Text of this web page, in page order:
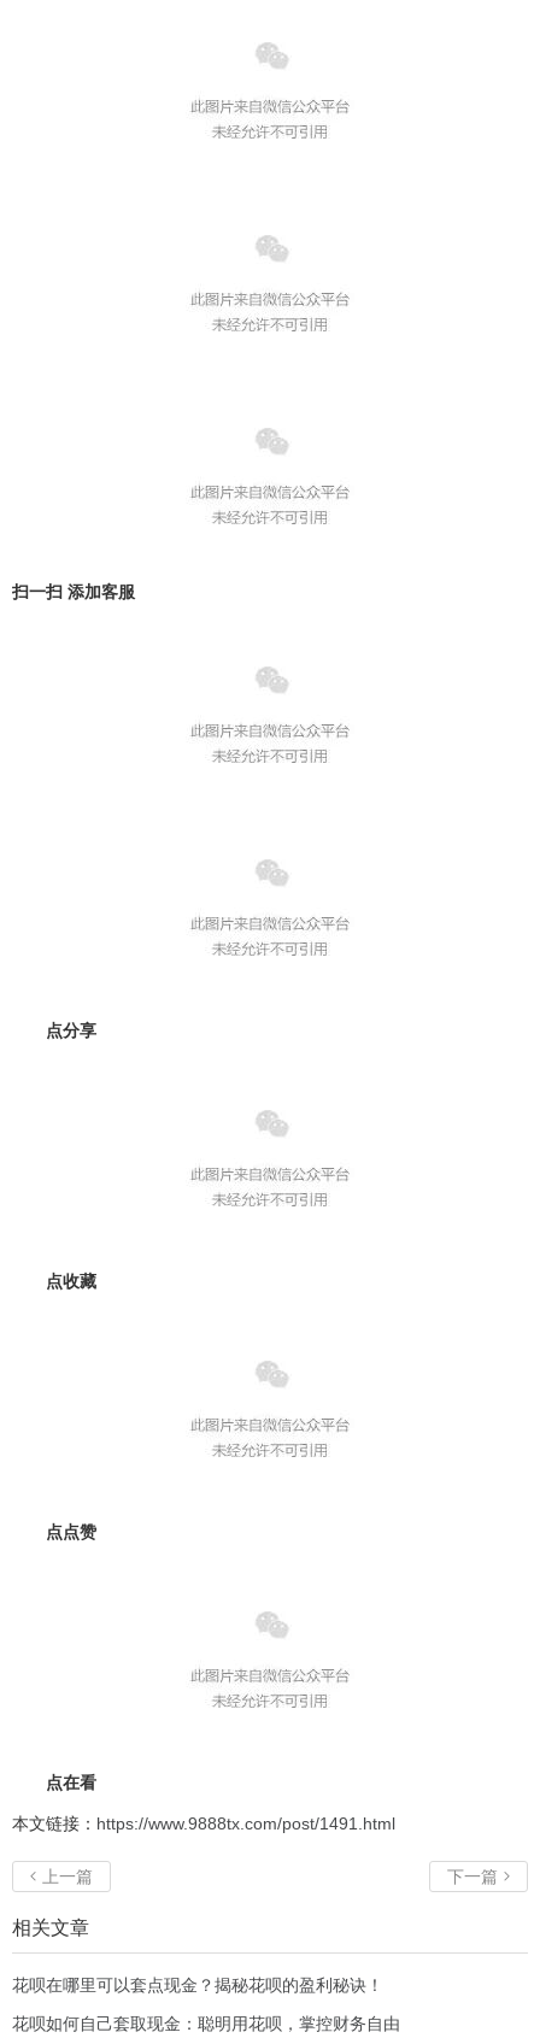
扫一扫 添加客服
点分享
点收藏
点点赞
点在看
本文链接： https://www.9888tx.com/post/1491.html
 上一篇 下一篇 
相关文章
花呗在哪里可以套点现金？揭秘花呗的盈利秘诀！
花呗如何自己套取现金：聪明用花呗，掌控财务自由